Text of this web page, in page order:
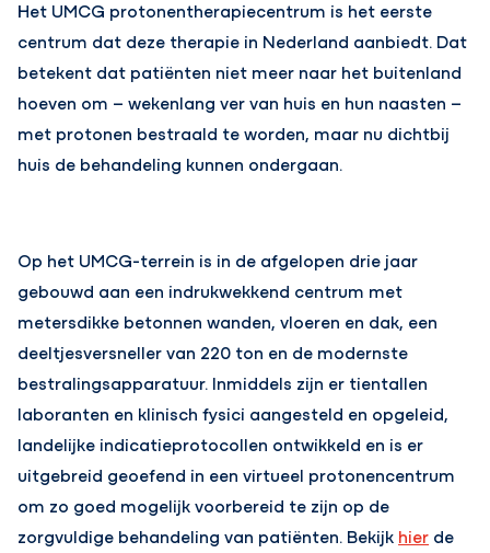
Het UMCG protonentherapiecentrum is het eerste
centrum dat deze therapie in Nederland aanbiedt. Dat
betekent dat patiënten niet meer naar het buitenland
hoeven om – wekenlang ver van huis en hun naasten –
met protonen bestraald te worden, maar nu dichtbij
huis de behandeling kunnen ondergaan.
Op het UMCG-terrein is in de afgelopen drie jaar
gebouwd aan een indrukwekkend centrum met
metersdikke betonnen wanden, vloeren en dak, een
deeltjesversneller van 220 ton en de modernste
bestralingsapparatuur. Inmiddels zijn er tientallen
laboranten en klinisch fysici aangesteld en opgeleid,
landelijke indicatieprotocollen ontwikkeld en is er
uitgebreid geoefend in een virtueel protonencentrum
om zo goed mogelijk voorbereid te zijn op de
zorgvuldige behandeling van patiënten. Bekijk hier de